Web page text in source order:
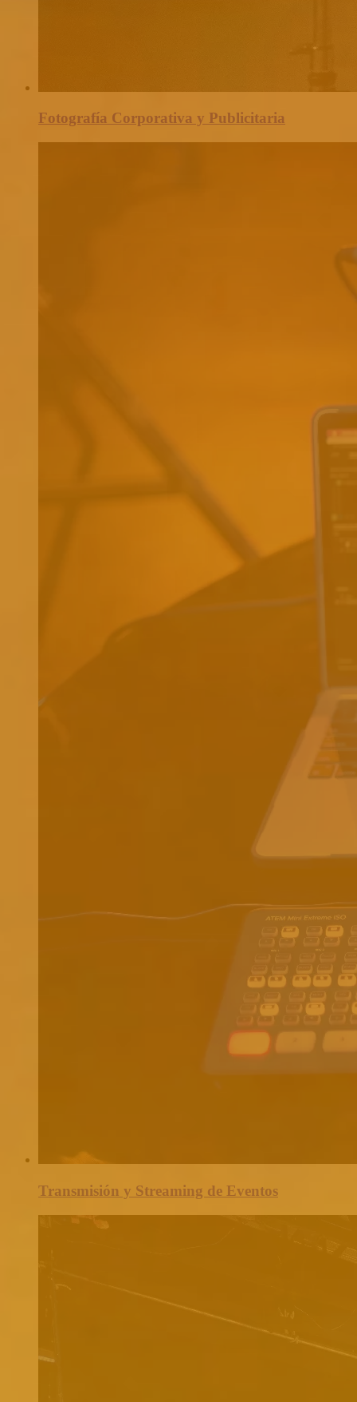
Fotografía Corporativa y Publicitaria
Transmisión y Streaming de Eventos